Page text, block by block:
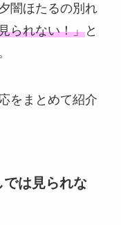
闇ほたるの別れ
られない！」と
をまとめて紹介
は見られな